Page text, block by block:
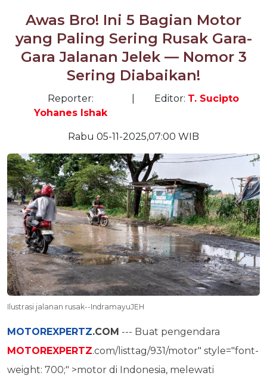
Awas Bro! Ini 5 Bagian Motor
yang Paling Sering Rusak Gara-
Gara Jalanan Jelek — Nomor 3
Sering Diabaikan!
Reporter:
Yohanes Ishak
Editor: T. Sucipto
Rabu 05-11-2025,07:00 WIB
Ilustrasi jalanan rusak--IndramayuJEH
MOTOREXPERTZ.COM --- Buat pengendara
MOTOREXPERTZ.com/listtag/931/motor" style="font-
weight: 700;" >motor di Indonesia, melewati